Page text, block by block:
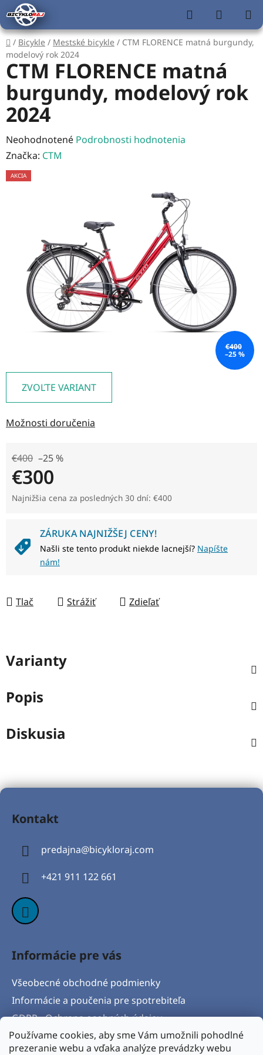
Používame cookies, aby sme Vám umožnili pohodlné
prezeranie webu a vďaka analýze prevádzky webu
Prejsť
na
obsah
Hľadať
KOŠÍK
Domov
/ Bicykle / Mestské bicykle / CTM FLORENCE matná burgundy,
modelový rok 2024
ZVOĽTE VARIANT
Možnosti doručenia
€400 –25 %
€300
Jednotková cena:
Najnižšia cena za posledných 30 dní: €400
ZÁRUKA NAJNIŽŠEJ CENY!
Našli ste tento produkt niekde lacnejší? Napíšte
nám!
Tlač Strážiť Zdieľať
CTM FLORENCE matná
burgundy, modelový rok
2024
Priemerné
hodnotenie
produktu
hviezdičiek.
Neohodnotené Podrobnosti hodnotenia
Značka: CTM
AKCIA
€400
–25 %
Varianty
Popis
Diskusia
Z
Kontakt
predajna@bicykloraj.com
+421 911 122 661
Informácie pre vás
Všeobecné obchodné podmienky
Informácie a poučenia pre spotrebiteľa
GDPR - Ochrana osobných údajov
Formulár na odstúpenie od zmluvy